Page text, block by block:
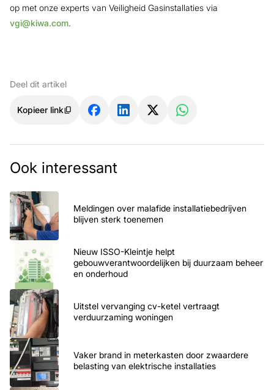
op met onze experts van Veiligheid Gasinstallaties via
vgi@kiwa.com.
Deel dit artikel
Kopieer link
Ook interessant
Meldingen over malafide installatiebedrijven
blijven sterk toenemen
Nieuw ISSO-Kleintje helpt
gebouwverantwoordelijken bij duurzaam beheer
en onderhoud
Uitstel vervanging cv-ketel vertraagt
verduurzaming woningen
Vaker brand in meterkasten door zwaardere
belasting van elektrische installaties